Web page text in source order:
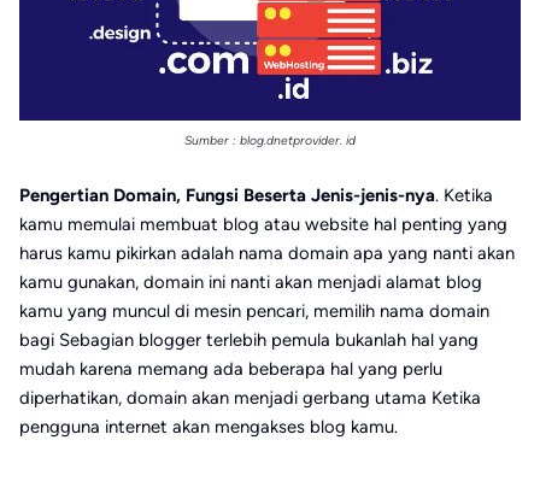
Sumber : blog.dnetprovider. id
Pengertian Domain, Fungsi Beserta Jenis-jenis-nya. Ketika
kamu memulai membuat blog atau website hal penting yang
harus kamu pikirkan adalah nama domain apa yang nanti akan
kamu gunakan, domain ini nanti akan menjadi alamat blog
kamu yang muncul di mesin pencari, memilih nama domain
bagi Sebagian blogger terlebih pemula bukanlah hal yang
mudah karena memang ada beberapa hal yang perlu
diperhatikan, domain akan menjadi gerbang utama Ketika
pengguna internet akan mengakses blog kamu.